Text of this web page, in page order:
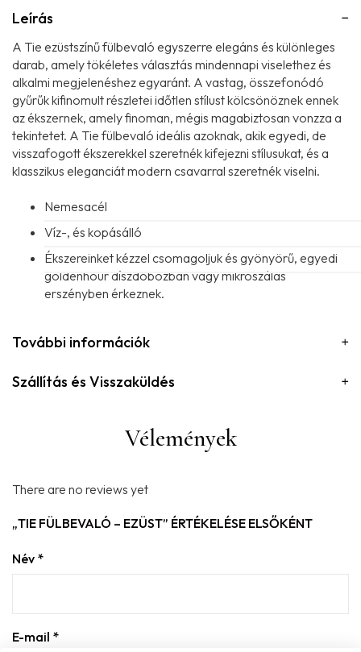
Leírás
A Tie ezüstszínű fülbevaló egyszerre elegáns és különleges
darab, amely tökéletes választás mindennapi viselethez és
alkalmi megjelenéshez egyaránt. A vastag, összefonódó
gyűrűk kifinomult részletei időtlen stílust kölcsönöznek ennek
az ékszernek, amely finoman, mégis magabiztosan vonzza a
tekintetet. A Tie fülbevaló ideális azoknak, akik egyedi, de
visszafogott ékszerekkel szeretnék kifejezni stílusukat, és a
klasszikus eleganciát modern csavarral szeretnék viselni.
Nemesacél
Víz-, és kopásálló
Ékszereinket kézzel csomagoljuk és gyönyörű, egyedi
goldenhour díszdobozban vagy mikroszálas
erszényben érkeznek.
További információk
Szállítás és Visszaküldés
Vélemények
There are no reviews yet
„TIE FÜLBEVALÓ – EZÜST” ÉRTÉKELÉSE ELSŐKÉNT
Név *
E-mail *